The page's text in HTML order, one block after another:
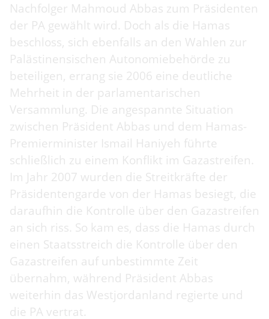
Nachfolger Mahmoud Abbas zum Präsidenten
der PA gewählt wird. Doch als die Hamas
beschloss, sich ebenfalls an den Wahlen zur
Palästinensischen Autonomiebehörde zu
beteiligen, errang sie 2006 eine deutliche
Mehrheit in der parlamentarischen
Versammlung. Die angespannte Situation
zwischen Präsident Abbas und dem Hamas-
Premierminister Ismail Haniyeh führte
schließlich zu einem Konflikt im Gazastreifen.
Im Jahr 2007 wurden die Streitkräfte der
Präsidentengarde von der Hamas besiegt, die
daraufhin die Kontrolle über den Gazastreifen
an sich riss. So kam es, dass die Hamas durch
einen Staatsstreich die Kontrolle über den
Gazastreifen auf unbestimmte Zeit
übernahm, während Präsident Abbas
weiterhin das Westjordanland regierte und
die PA vertrat.